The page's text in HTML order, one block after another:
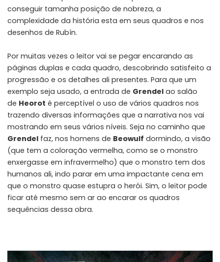
conseguir tamanha posição de nobreza, a
complexidade da história esta em seus quadros e nos
desenhos de Rubín.
Por muitas vezes o leitor vai se pegar encarando as
páginas duplas e cada quadro, descobrindo satisfeito a
progressão e os detalhes ali presentes. Para que um
exemplo seja usado, a entrada de Grendel ao salão
de Heorot é perceptível o uso de vários quadros nos
trazendo diversas informações que a narrativa nos vai
mostrando em seus vários níveis. Seja no caminho que
Grendel faz, nos homens de Beowulf dormindo, a visão
(que tem a coloração vermelha, como se o monstro
enxergasse em infravermelho) que o monstro tem dos
humanos ali, indo parar em uma impactante cena em
que o monstro quase estupra o herói. Sim, o leitor pode
ficar até mesmo sem ar ao encarar os quadros
sequências dessa obra.